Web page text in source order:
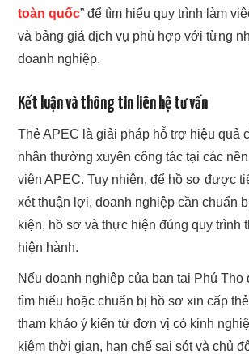
toàn quốc” để tìm hiểu quy trình làm
và bảng giá dịch vụ phù hợp với từng
doanh nghiệp.
Kết luận và thông tin liên hệ tư vấn
Thẻ APEC là giải pháp hỗ trợ hiệu quả
nhân thường xuyên công tác tại các
viên APEC. Tuy nhiên, để hồ sơ được
xét thuận lợi, doanh nghiệp cần chuẩn
kiện, hồ sơ và thực hiện đúng quy trình
hiện hành.
Nếu doanh nghiệp của bạn tại Phú Thọ
tìm hiểu hoặc chuẩn bị hồ sơ xin cấp
tham khảo ý kiến từ đơn vị có kinh
kiệm thời gian, hạn chế sai sót và chủ